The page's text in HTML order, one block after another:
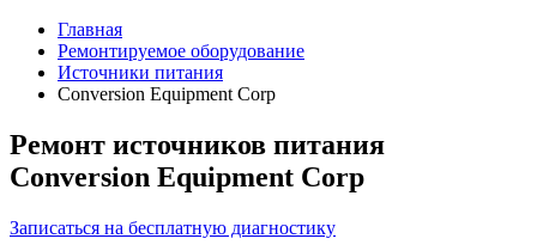
Главная
Ремонтируемое оборудование
Источники питания
Conversion Equipment Corp
Ремонт источников питания
Conversion Equipment Corp
Записаться на бесплатную диагностику